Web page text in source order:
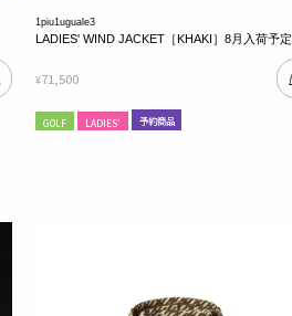
1piu1uguale3
LADIES' WIND JACKET［KHAKI］8月入荷予定
¥71,500
GOLF LADIES' 予約商品